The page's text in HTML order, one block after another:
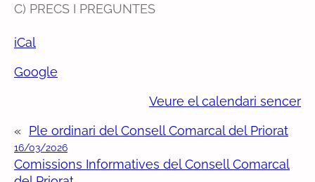
C) PRECS I PREGUNTES
iCal
Google
Veure el calendari sencer
« Ple ordinari del Consell Comarcal del Priorat
16/03/2026
Comissions Informatives del Consell Comarcal